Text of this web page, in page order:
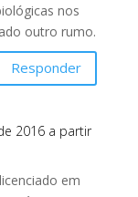
nos
outro rumo.
Responder
2016 a partir
em